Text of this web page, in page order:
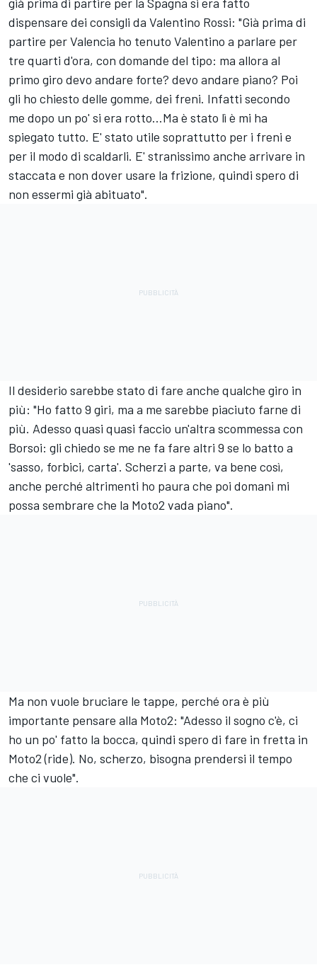
dispensare dei consigli da Valentino Rossi: "Già prima di
partire per Valencia ho tenuto Valentino a parlare per
tre quarti d'ora, con domande del tipo: ma allora al
primo giro devo andare forte? devo andare piano? Poi
gli ho chiesto delle gomme, dei freni. Infatti secondo
me dopo un po' si era rotto...Ma è stato lì è mi ha
spiegato tutto. E' stato utile soprattutto per i freni e
per il modo di scaldarli. E' stranissimo anche arrivare in
staccata e non dover usare la frizione, quindi spero di
non essermi già abituato".
Il desiderio sarebbe stato di fare anche qualche giro in
più: "Ho fatto 9 giri, ma a me sarebbe piaciuto farne di
più. Adesso quasi quasi faccio un'altra scommessa con
Borsoi: gli chiedo se me ne fa fare altri 9 se lo batto a
'sasso, forbici, carta'. Scherzi a parte, va bene così,
anche perché altrimenti ho paura che poi domani mi
possa sembrare che la Moto2 vada piano".
Ma non vuole bruciare le tappe, perché ora è più
importante pensare alla Moto2: "Adesso il sogno c'è, ci
ho un po' fatto la bocca, quindi spero di fare in fretta in
Moto2 (ride). No, scherzo, bisogna prendersi il tempo
che ci vuole".